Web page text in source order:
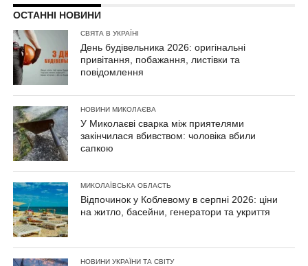
ОСТАННІ НОВИНИ
СВЯТА В УКРАЇНІ
День будівельника 2026: оригінальні
привітання, побажання, листівки та
повідомлення
НОВИНИ МИКОЛАЄВА
У Миколаєві сварка між приятелями
закінчилася вбивством: чоловіка вбили
сапкою
МИКОЛАЇВСЬКА ОБЛАСТЬ
Відпочинок у Коблевому в серпні 2026: ціни
на житло, басейни, генератори та укриття
НОВИНИ УКРАЇНИ ТА СВІТУ